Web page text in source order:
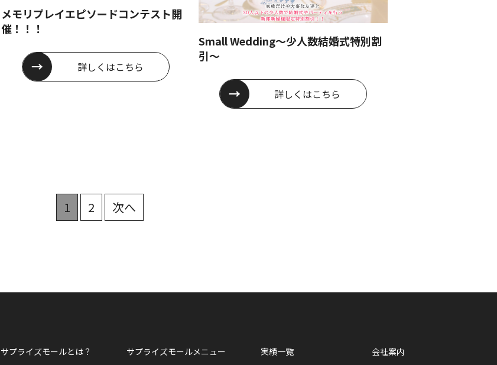
メモリプレイエピソードコンテスト開
催！！！
詳しくはこちら
Small Wedding～少人数結婚式特別割
引～
詳しくはこちら
1 2 次へ
サプライズモールとは？ サプライズモールメニュー 実績一覧 会社案内